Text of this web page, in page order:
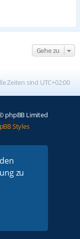
zu
Gehe zu
Zeiten sind UTC+02:00
phpBB Limited
Styles